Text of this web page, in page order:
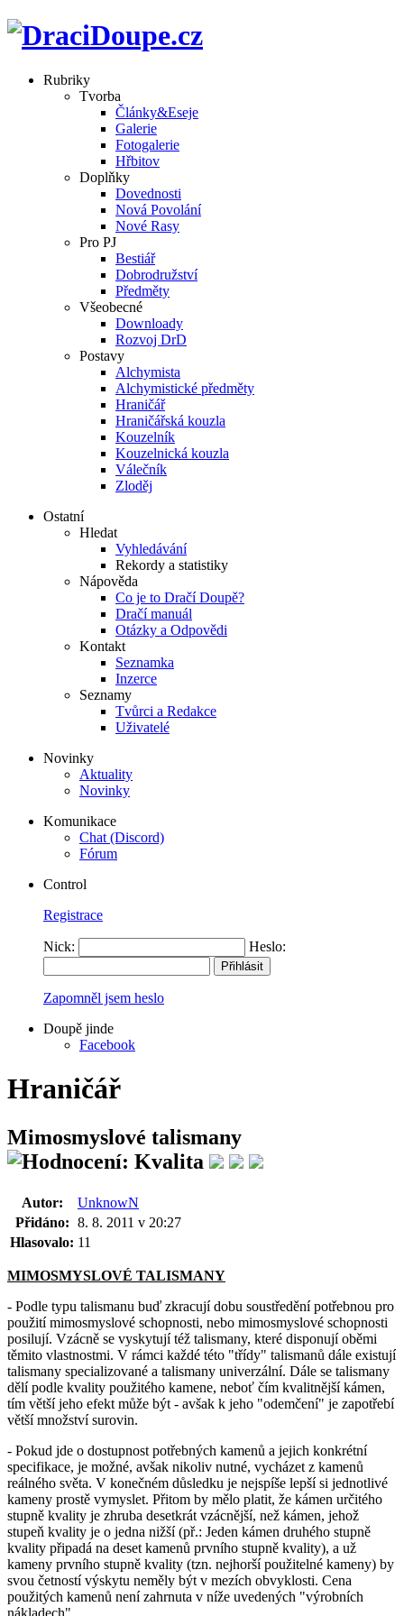
Rubriky
Tvorba
Články&Eseje
Galerie
Fotogalerie
Hřbitov
Doplňky
Dovednosti
Nová Povolání
Nové Rasy
Pro PJ
Bestiář
Dobrodružství
Předměty
Všeobecné
Downloady
Rozvoj DrD
Postavy
Alchymista
Alchymistické předměty
Hraničář
Hraničářská kouzla
Kouzelník
Kouzelnická kouzla
Válečník
Zloděj
Ostatní
Hledat
Vyhledávání
Rekordy a statistiky
Nápověda
Co je to Dračí Doupě?
Dračí manuál
Otázky a Odpovědi
Kontakt
Seznamka
Inzerce
Seznamy
Tvůrci a Redakce
Uživatelé
Novinky
Aktuality
Novinky
Komunikace
Chat (Discord)
Fórum
Control
Registrace
Nick: Heslo:
Zapomněl jsem heslo
Doupě jinde
Facebook
Hraničář
Mimosmyslové talismany
Autor:
UnknowN
Přidáno: 8. 8. 2011 v 20:27
Hlasovalo: 11
MIMOSMYSLOVÉ TALISMANY
- Podle typu talismanu buď zkracují dobu soustředění potřebnou pro
použití mimosmyslové schopnosti, nebo mimosmyslové schopnosti
posilují. Vzácně se vyskytují též talismany, které disponují oběmi
těmito vlastnostmi. V rámci každé této "třídy" talismanů dále existují
talismany specializované a talismany univerzální. Dále se talismany
dělí podle kvality použitého kamene, neboť čím kvalitnější kámen,
tím větší jeho efekt může být - avšak k jeho "odemčení" je zapotřebí
větší množství surovin.
- Pokud jde o dostupnost potřebných kamenů a jejich konkrétní
specifikace, je možné, avšak nikoliv nutné, vycházet z kamenů
reálného světa. V konečném důsledku je nejspíše lepší si jednotlivé
kameny prostě vymyslet. Přitom by mělo platit, že kámen určitého
stupně kvality je zhruba desetkrát vzácnější, než kámen, jehož
stupeň kvality je o jedna nižší (př.: Jeden kámen druhého stupně
kvality připadá na deset kamenů prvního stupně kvality), a už
kameny prvního stupně kvality (tzn. nejhorší použitelné kameny) by
svou četností výskytu neměly být v mezích obvyklosti. Cena
použitých kamenů není zahrnuta v níže uvedených "výrobních
nákladech".